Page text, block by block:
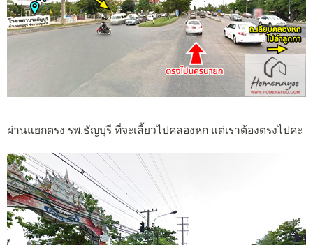
ผ่านแยกตรง รพ.ธัญบุรี ที่จะเลี้ยวไปคลองหก แต่เราต้องตรงไปคะ